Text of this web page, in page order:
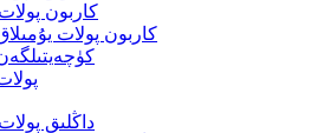
كاربون پولات
كاربون پولات
داڭلىق